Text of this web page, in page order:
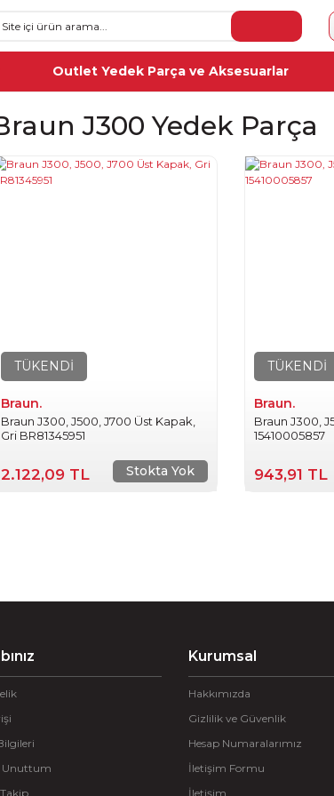
Outlet Yedek Parça ve Aksesuarlar
J300 Yedek Parça
TÜKENDİ
Braun.
Braun J300, J500, J700 Üst Kapak,
Gri BR81345951
2.122,09 TL Stokta Yok
TÜKENDİ
Braun.
Braun J300,
15410005857
943,91 TL
Unuttum
Kurumsal
Hakkımızda
Gizlilik ve Güvenlik
Hesap Numaralarımız
İletişim Formu
İletişim